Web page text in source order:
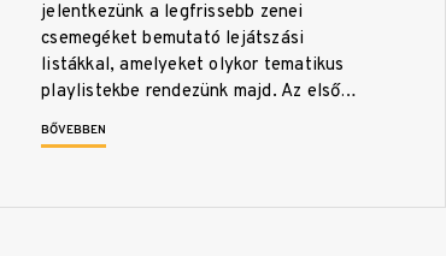
jelentkezünk a legfrissebb zenei
csemegéket bemutató lejátszási
listákkal, amelyeket olykor tematikus
playlistekbe rendezünk majd. Az első…
BŐVEBBEN